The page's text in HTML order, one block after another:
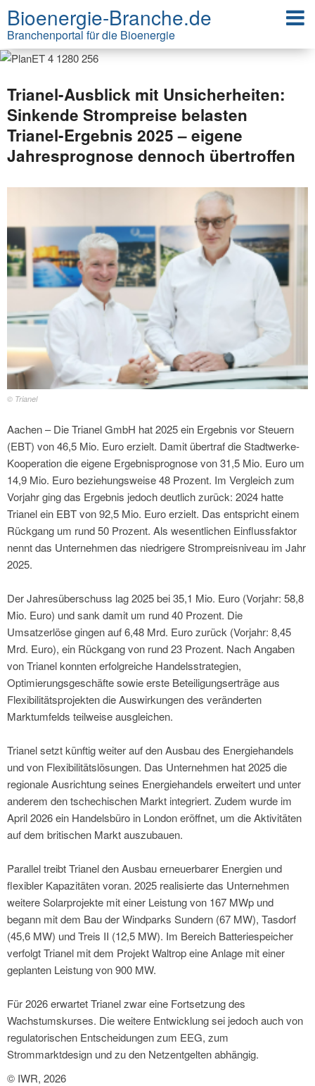
Bioenergie-Branche.de
Branchenportal für die Bioenergie
Trianel-Ausblick mit Unsicherheiten:
Sinkende Strompreise belasten
Trianel-Ergebnis 2025 – eigene
Jahresprognose dennoch übertroffen
© Trianel
Aachen – Die Trianel GmbH hat 2025 ein Ergebnis vor Steuern
(EBT) von 46,5 Mio. Euro erzielt. Damit übertraf die Stadtwerke-
Kooperation die eigene Ergebnisprognose von 31,5 Mio. Euro um
14,9 Mio. Euro beziehungsweise 48 Prozent. Im Vergleich zum
Vorjahr ging das Ergebnis jedoch deutlich zurück: 2024 hatte
Trianel ein EBT von 92,5 Mio. Euro erzielt. Das entspricht einem
Rückgang um rund 50 Prozent. Als wesentlichen Einflussfaktor
nennt das Unternehmen das niedrigere Strompreisniveau im Jahr
2025.
Der Jahresüberschuss lag 2025 bei 35,1 Mio. Euro (Vorjahr: 58,8
Mio. Euro) und sank damit um rund 40 Prozent. Die
Umsatzerlöse gingen auf 6,48 Mrd. Euro zurück (Vorjahr: 8,45
Mrd. Euro), ein Rückgang von rund 23 Prozent. Nach Angaben
von Trianel konnten erfolgreiche Handelsstrategien,
Optimierungsgeschäfte sowie erste Beteiligungserträge aus
Flexibilitätsprojekten die Auswirkungen des veränderten
Marktumfelds teilweise ausgleichen.
Trianel setzt künftig weiter auf den Ausbau des Energiehandels
und von Flexibilitätslösungen. Das Unternehmen hat 2025 die
regionale Ausrichtung seines Energiehandels erweitert und unter
anderem den tschechischen Markt integriert. Zudem wurde im
April 2026 ein Handelsbüro in London eröffnet, um die Aktivitäten
auf dem britischen Markt auszubauen.
Parallel treibt Trianel den Ausbau erneuerbarer Energien und
flexibler Kapazitäten voran. 2025 realisierte das Unternehmen
weitere Solarprojekte mit einer Leistung von 167 MWp und
begann mit dem Bau der Windparks Sundern (67 MW), Tasdorf
(45,6 MW) und Treis II (12,5 MW). Im Bereich Batteriespeicher
verfolgt Trianel mit dem Projekt Waltrop eine Anlage mit einer
geplanten Leistung von 900 MW.
Für 2026 erwartet Trianel zwar eine Fortsetzung des
Wachstumskurses. Die weitere Entwicklung sei jedoch auch von
regulatorischen Entscheidungen zum EEG, zum
Strommarktdesign und zu den Netzentgelten abhängig.
© IWR, 2026